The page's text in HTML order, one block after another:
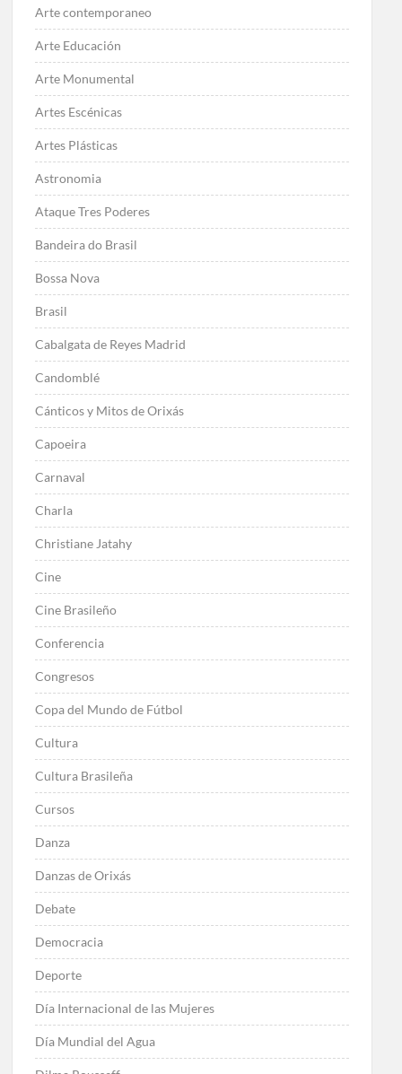
Arte contemporaneo
Arte Educación
Arte Monumental
Artes Escénicas
Artes Plásticas
Astronomia
Ataque Tres Poderes
Bandeira do Brasil
Bossa Nova
Brasil
Cabalgata de Reyes Madrid
Candomblé
Cánticos y Mitos de Orixás
Capoeira
Carnaval
Charla
Christiane Jatahy
Cine
Cine Brasileño
Conferencia
Congresos
Copa del Mundo de Fútbol
Cultura
Cultura Brasileña
Cursos
Danza
Danzas de Orixás
Debate
Democracia
Deporte
Día Internacional de las Mujeres
Día Mundial del Agua